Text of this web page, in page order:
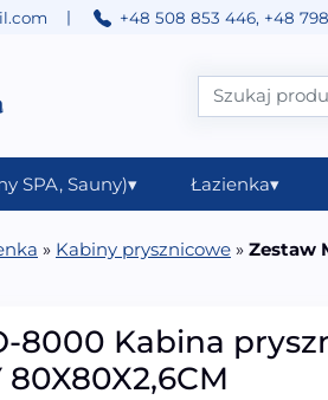
| +48 508 853 446, +48
SPA, Sauny)▾ Łazienka▾
» Kabiny prysznicowe » Zestaw
8000 Kabina
80X80X2,6CM